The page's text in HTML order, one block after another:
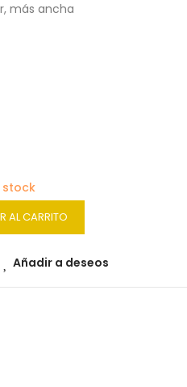
más ancha
stock
AL CARRITO
Añadir a deseos